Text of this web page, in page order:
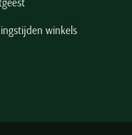
winkels